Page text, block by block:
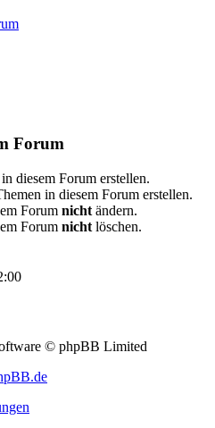
Forum
diesem Forum erstellen.
in diesem Forum erstellen.
Forum nicht ändern.
Forum nicht löschen.
© phpBB Limited